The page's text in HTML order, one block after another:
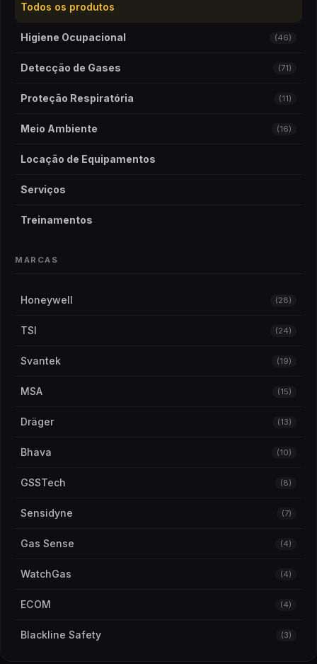
Todos os produtos
Higiene Ocupacional (46)
Detecção de Gases (71)
Proteção Respiratória (11)
Meio Ambiente (16)
Locação de Equipamentos
Serviços
Treinamentos
MARCAS
Honeywell (28)
TSI (24)
Svantek (19)
MSA (15)
Dräger (13)
Bhava (10)
GSSTech (8)
Sensidyne (7)
Gas Sense (4)
WatchGas (4)
ECOM (4)
Blackline Safety (3)